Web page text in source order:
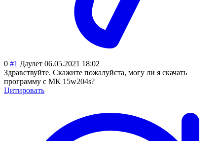
0 #1 Даулет 06.05.2021 18:02
Здравствуйте. Скажите пожалуйста, могу ли я скачать
программу с МК 15w204s?
Цитировать